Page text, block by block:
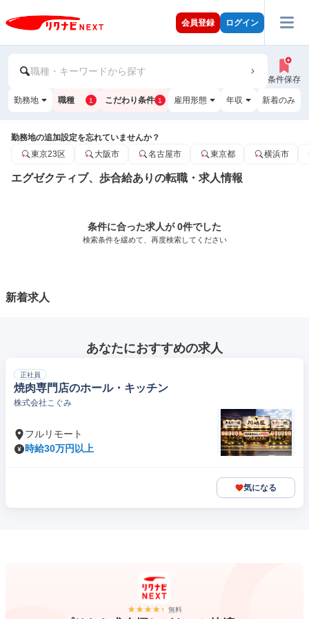
会員登録 ログイン
職種・キーワードから探す
条件保存
勤務地 職種 1 こだわり条件 1 雇用形態 年収 新着のみ
勤務地の追加設定を忘れていませんか？
東京23区
大阪市 名古屋市 東京都 横浜市
エグゼクティブ、歩合給ありの転職・求人情報
条件に合った求人が 0件でした
検索条件を緩めて、再度検索してください
新着求人
あなたにおすすめの求人
正社員
焼肉専門店のホール・キッチン
株式会社こぐみ
フルリモート
時給30万円以上
気になる
無料